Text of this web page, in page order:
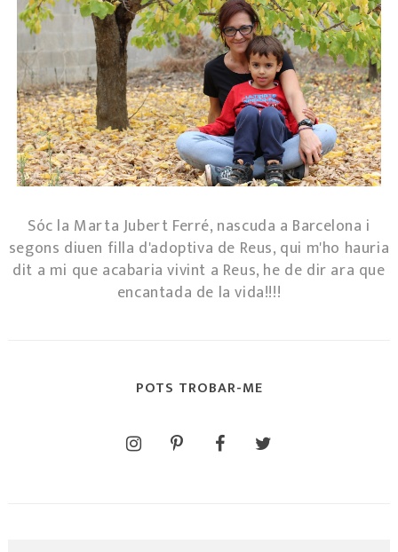
Sóc la Marta Jubert Ferré, nascuda a Barcelona i
segons diuen filla d'adoptiva de Reus, qui m'ho hauria
dit a mi que acabaria vivint a Reus, he de dir ara que
encantada de la vida!!!!
POTS TROBAR-ME